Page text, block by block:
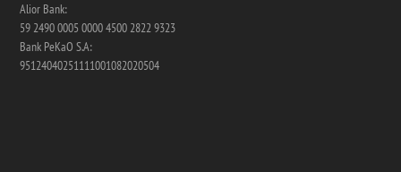
Alior Bank:
59 2490 0005 0000 4500 2822 9323
Bank PeKaO S.A:
95124040251111001082020504